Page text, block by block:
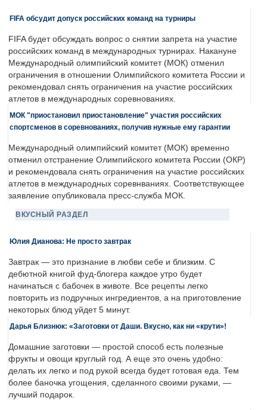
FIFA обсудит допуск российских команд на турниры
FIFA будет обсуждать вопрос о снятии запрета на участие
российских команд в международных турнирах. Накануне
Международный олимпийский комитет (МОК) отменил
ограничения в отношении Олимпийского комитета России и
рекомендовал снять ограничения на участие российских
атлетов в международных соревнованиях.
МОК "приостановил приостановление" участия российских
спортсменов в соревнованиях, получив нужные ему гарантии
Международный олимпийский комитет (МОК) временно
отменил отстранение Олимпийского комитета России (ОКР)
и рекомендовала снять ограничения на участие российских
атлетов в международных соревнваниях. Соответствующее
заявление опубликовала пресс-служба МОК.
ВКУСНЫЙ РАЗДЕЛ
Юлия Дианова: Не просто завтрак
Завтрак — это признание в любви себе и близким. С
дебютной книгой фуд-блогера каждое утро будет
начинаться с бабочек в животе. Все рецепты легко
повторить из подручных ингредиентов, а на приготовление
некоторых блюд уйдет 5 минут.
Дарья Близнюк: «Заготовки от Даши. Вкусно, как ни «крути»!
Домашние заготовки — простой способ есть полезные
фрукты и овощи круглый год. А еще это очень удобно:
делать их легко и под рукой всегда будет готовая еда. Тем
более баночка угощения, сделанного своими руками, —
лучший подарок.